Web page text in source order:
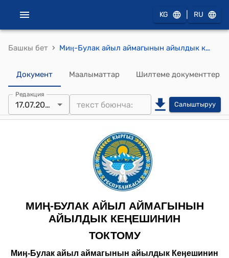
KG RU
Башкы бет › Миӊ-Булак айыл аймагынын айылдык кеӊешинин 2023-жылдын 17-июлундагы № 4/21 "Миң-Булак айыл аймагынын айыл өкмөтүнүн 2023-жылы кошумча акча каражатынан бөлүү жөнүндө" токтому
Документ Маалыматтар Шилтеме документтер
Редакция
17.07.2023 Салыштыруу